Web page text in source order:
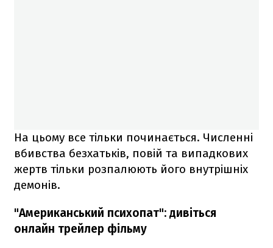
На цьому все тільки починається. Численні
вбивства безхатьків, повій та випадкових
жертв тільки розпалюють його внутрішніх
демонів.
"Американський психопат": дивіться
онлайн трейлер фільму